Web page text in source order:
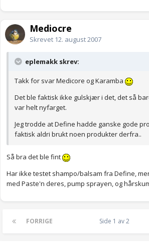
Mediocre
Skrevet 12. august 2007
eplemakk skrev:
Takk for svar Medicore og Karamba
Det ble faktisk ikke gulskjær i det, det så
var helt nyfarget.
Jeg trodde at Define hadde ganske gode
faktisk aldri brukt noen produkter derfra..
Så bra det ble fint
Har ikke testet shampo/balsam fra Define,
med Paste'n deres, pump sprayen, og
FORRIGE Side 1 av 2